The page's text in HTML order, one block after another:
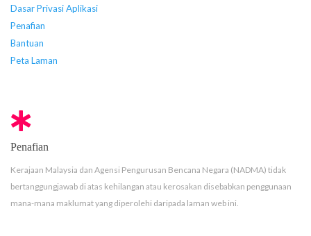
Dasar Privasi Aplikasi
Penafian
Bantuan
Peta Laman
Penafian
Kerajaan Malaysia dan Agensi Pengurusan Bencana Negara (NADMA) tidak
bertanggungjawab di atas kehilangan atau kerosakan disebabkan penggunaan
mana-mana maklumat yang diperolehi daripada laman web ini.